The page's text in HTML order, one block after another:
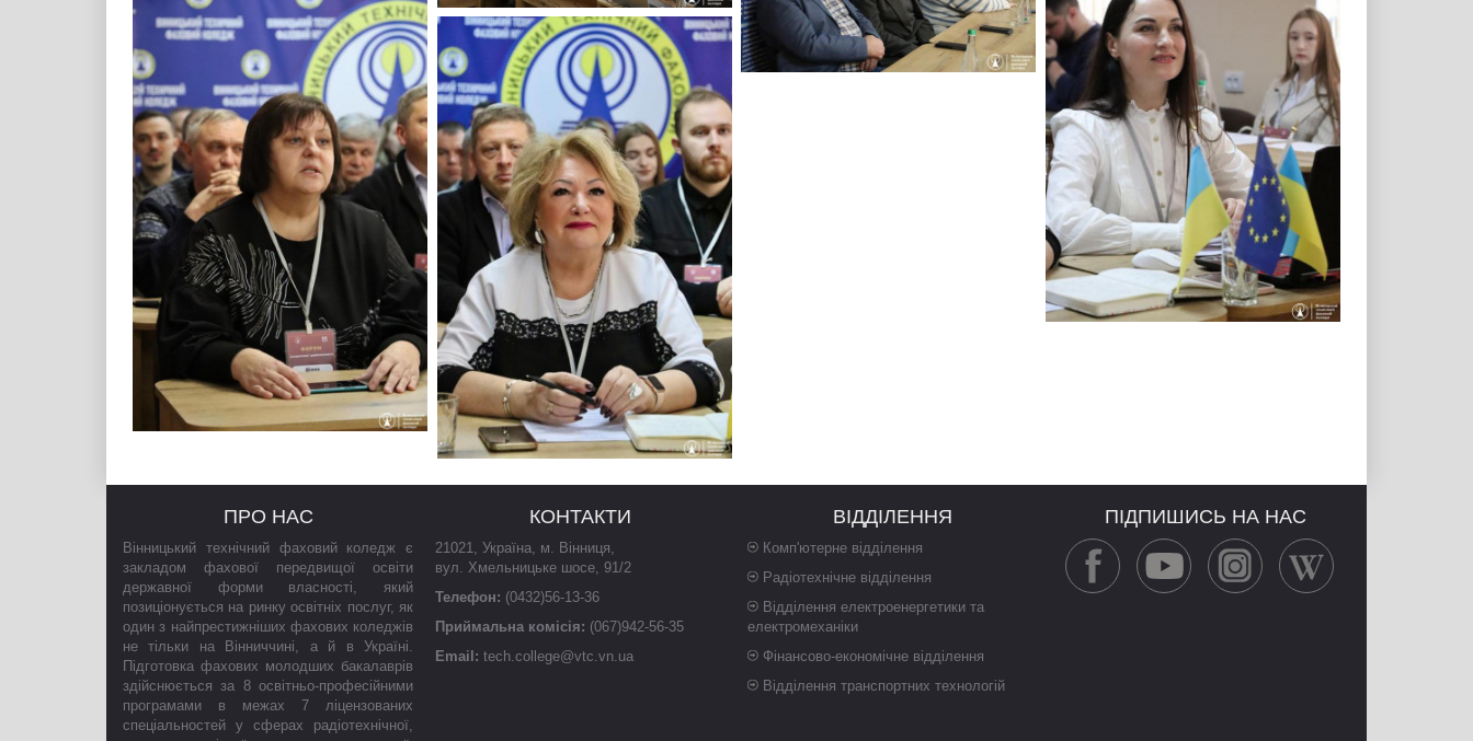
ПРО НАС
Вінницький технічний фаховий коледж є
закладом фахової передвищої освіти
державної форми власності, який
позиціонується на ринку освітніх послуг, як
один з найпрестижніших фахових коледжів
не тільки на Вінниччині, а й в Україні.
Підготовка фахових молодших бакалаврів
здійснюється за 8 освітньо-професійними
програмами в межах 7 ліцензованих
спеціальностей у сферах радіотехнічної,
КОНТАКТИ
21021, Україна, м. Вінниця,
вул. Хмельницьке шосе, 91/2
Телефон: (0432)56-13-36
Приймальна комісія: (067)942-56-35
Email: tech.college@vtc.vn.ua
ВІДДІЛЕННЯ
Комп'ютерне відділення
Радіотехнічне відділення
Відділення електроенергетики та
електромеханіки
Фінансово-економічне відділення
Відділення транспортних технологій
ПІДПИШИСЬ НА НАС